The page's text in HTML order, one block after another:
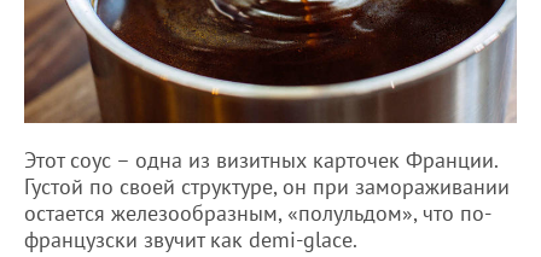
Этот соус – одна из визитных карточек Франции.
Густой по своей структуре, он при замораживании
остается железообразным, «полульдом», что по-
французски звучит как demi-glace.